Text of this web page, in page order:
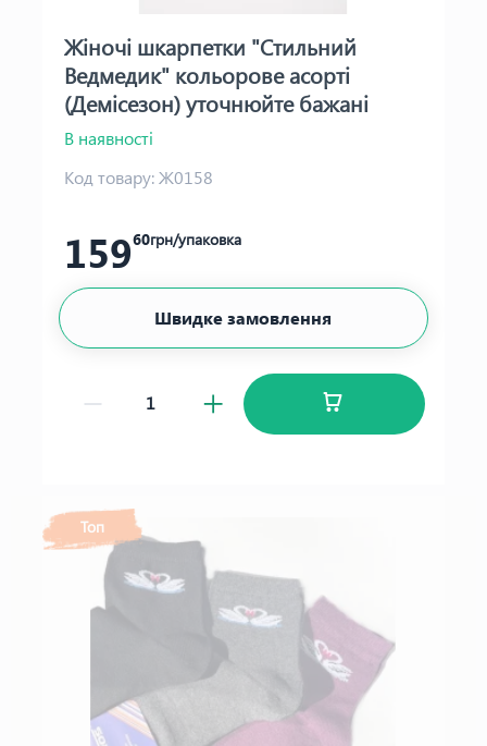
Жіночі шкарпетки "Стильний
Ведмедик" кольорове асорті
(Демісезон) уточнюйте бажані
кольори
В наявності
Код товару:Ж0158
15960грн/упаковка
Швидке замовлення
Топ